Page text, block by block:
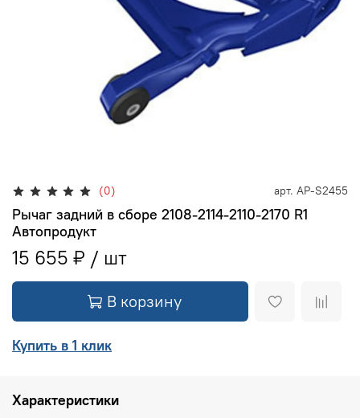
(0) арт. АР-S2455
Рычаг задний в сборе 2108-2114-2110-2170 R1
Автопродукт
15 655 ₽
В корзину
Купить в 1 клик
Характеристики